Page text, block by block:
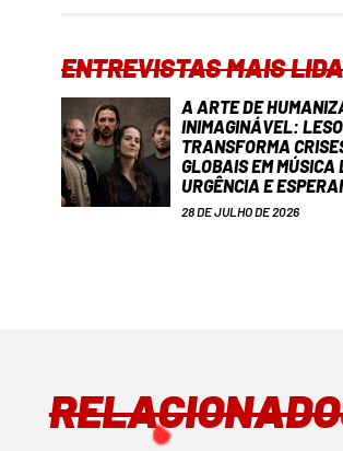
ENTREVISTAS MAIS
A ARTE DE
INIMAGINÁVEL:
TRANSFORMA
GLOBAIS EM MÚSICA
URGÊNCIA E
28 DE JULHO DE 2026